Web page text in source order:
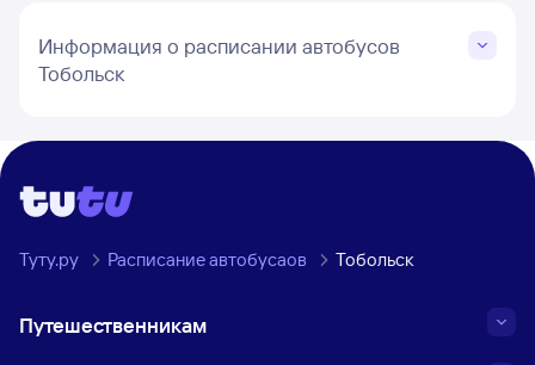
Информация о расписании автобусов
Тобольск
Туту.ру Расписание автобусаов Тобольск
Путешественникам